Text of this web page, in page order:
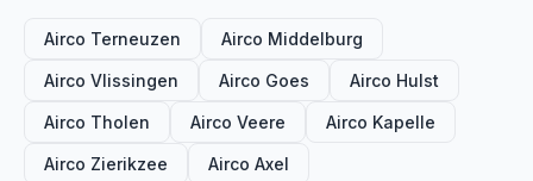
Airco Terneuzen Airco Middelburg
Airco Vlissingen Airco Goes Airco Hulst
Airco Tholen Airco Veere Airco Kapelle
Airco Zierikzee Airco Axel